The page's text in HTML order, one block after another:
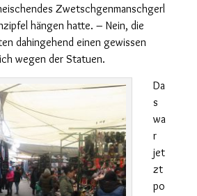
Zwetschgenmanschgerl
hängen hatte. – Nein, die
dahingehend einen gewissen
wegen der Statuen.
Da
s
wa
r
jet
zt
po